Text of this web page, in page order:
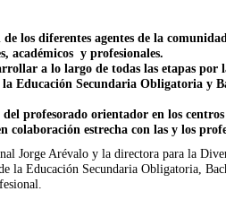
los diferentes agentes de la
académicos y profesionales.
a lo largo de todas las etapas
Educación Secundaria Obligatoria
profesorado orientador en los
estrecha con las y los
Jorge Arévalo y la directora para la
la Educación Secundaria Obligatoria,